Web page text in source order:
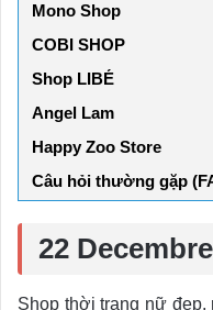
Mono Shop
COBI SHOP
Shop LIBÉ
Angel Lam
Happy Zoo Store
Câu hỏi thường gặp
22 Decembre
Shop thời trang nữ đẹp,